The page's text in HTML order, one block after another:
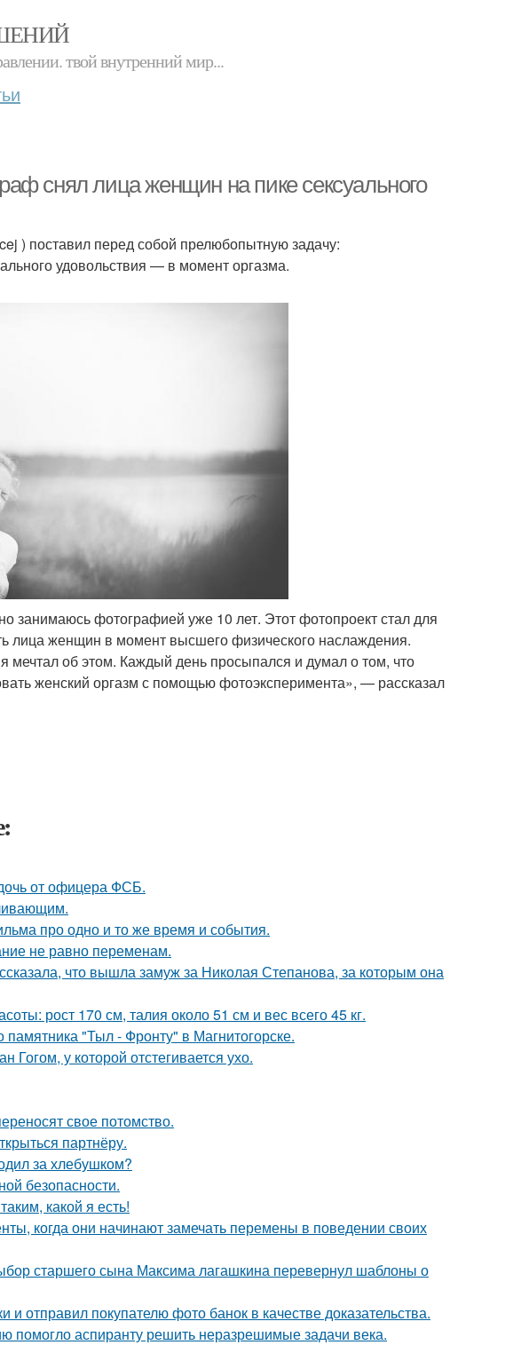
твой внутренний мир...
снял лица женщин на пике сексуального
) поставил перед собой прелюбопытную задачу:
удовольствия — в момент оргазма.
занимаюсь фотографией уже 10 лет. Этот фотопроект стал для
лица женщин в момент высшего физического наслаждения.
мечтал об этом. Каждый день просыпался и думал о том, что
женский оргазм с помощью фотоэксперимента», — рассказал
от офицера ФСБ.
про одно и то же время и события.
не равно переменам.
что вышла замуж за Николая Степанова, за которым она
рост 170 см, талия около 51 см и вес всего 45 кг.
"Тыл - Фронту" в Магнитогорске.
Гогом, у которой отстегивается ухо.
свое потомство.
партнёру.
за хлебушком?
безопасности.
какой я есть!
когда они начинают замечать перемены в поведении своих
старшего сына Максима лагашкина перевернул шаблоны о
отправил покупателю фото банок в качестве доказательства.
помогло аспиранту решить неразрешимые задачи века.